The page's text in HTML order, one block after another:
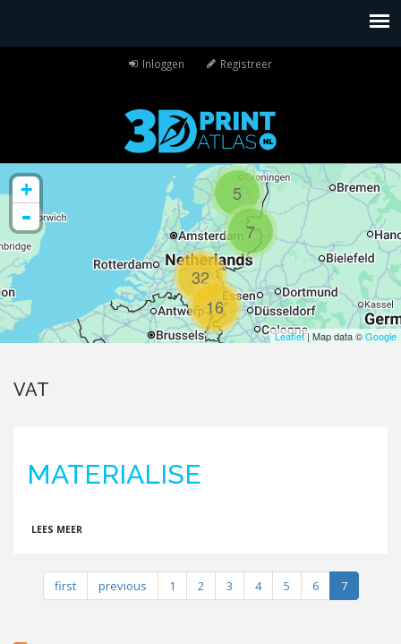
Inloggen Registreer
5
16
7
32
+
-
Leaflet| Map data ©Google
VAT
MATERIALISE
LEES MEER
first previous 1 2 3 4 5 6 7